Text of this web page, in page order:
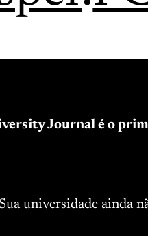
Journal é o
Sua universidade ainda